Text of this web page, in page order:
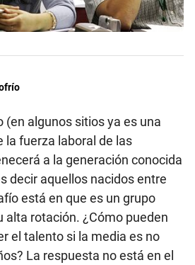
(en algunos sitios ya es una
la fuerza laboral de las
a la generación conocida
decir aquellos nacidos entre
está en que es un grupo
alta rotación. ¿Cómo pueden
el talento si la media es no
La respuesta no está en el